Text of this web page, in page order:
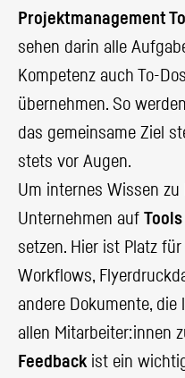
Projektmanagement
sehen darin alle
Kompetenz auch To-
übernehmen. So
das gemeinsame Ziel
stets vor Augen.
Um internes Wissen
Unternehmen auf
setzen. Hier ist Platz
Workflows,
andere Dokumente,
allen Mitarbeiter:innen
Feedbackist ein